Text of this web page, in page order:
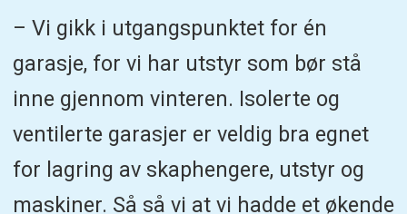
– Vi gikk i utgangspunktet for én
garasje, for vi har utstyr som bør stå
inne gjennom vinteren. Isolerte og
ventilerte garasjer er veldig bra egnet
for lagring av skaphengere, utstyr og
maskiner. Så så vi at vi hadde et økende